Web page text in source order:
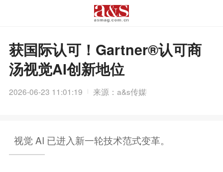
获国际认可！Gartner®️认可商
汤视觉AI创新地位
2026-06-23 11:01:19 来源：a&s传媒
视觉 AI 已进入新一轮技术范式变革。